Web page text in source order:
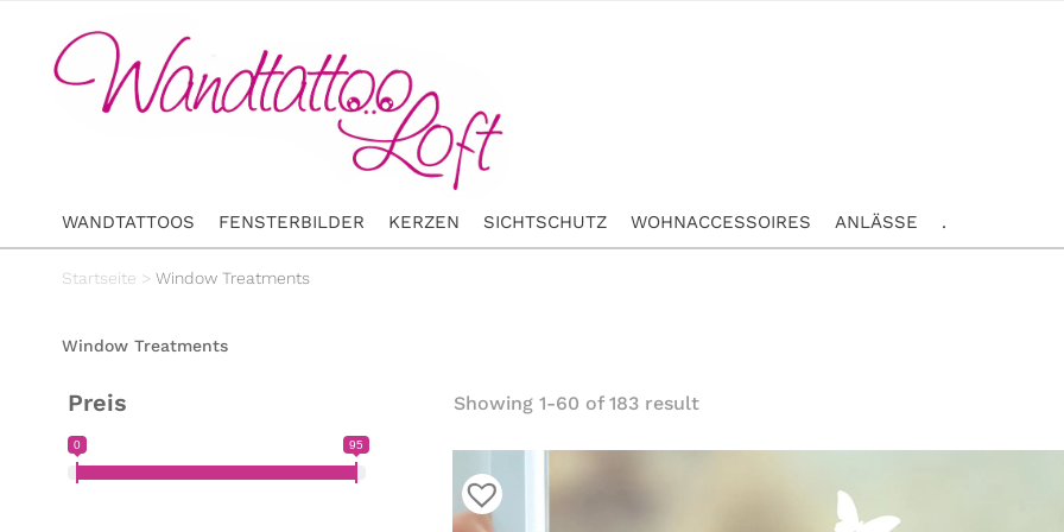
WANDTATTOOS FENSTERBILDER KERZEN SICHTSCHUTZ WOHNACCESSOIRES ANLÄSSE .
Startseite > Window Treatments
Window Treatments
Preis
0 95
Showing 1-60 of 183 result